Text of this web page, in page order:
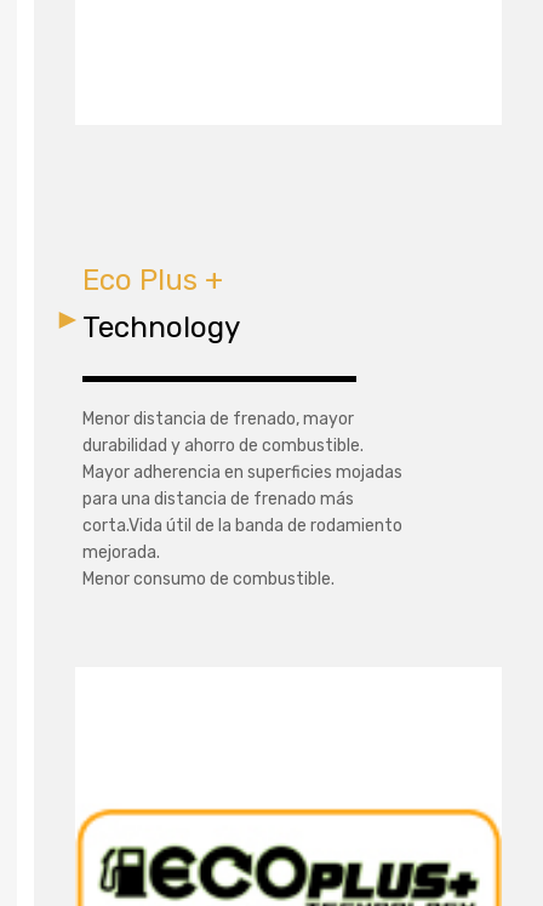
Eco Plus +
Technology
Menor distancia de frenado, mayor
durabilidad y ahorro de combustible.
Mayor adherencia en superficies mojadas
para una distancia de frenado más
corta.Vida útil de la banda de rodamiento
mejorada.
Menor consumo de combustible.